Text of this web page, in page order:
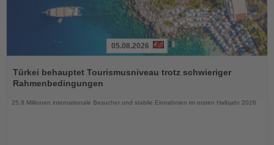
Sie
die
05.08.2026
Türkei behauptet Tourismusniveau trotz schwieriger
Rahmenbedingungen
25,8 Millionen internationale Besucher und stabile Einnahmen im ersten Halbjahr 2026